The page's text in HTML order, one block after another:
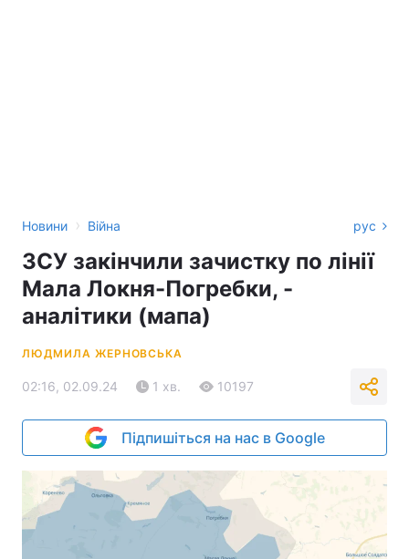
Новини › Війна рус
ЗСУ закінчили зачистку по лінії
Мала Локня-Погребки, -
аналітики (мапа)
ЛЮДМИЛА ЖЕРНОВСЬКА
02:16, 02.09.24 1 хв. 10197
Підпишіться на нас в Google